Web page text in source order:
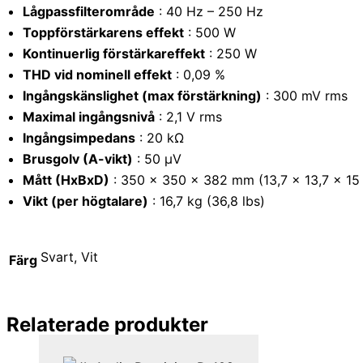
Lågpassfilterområde : 40 Hz – 250 Hz
Toppförstärkarens effekt : 500 W
Kontinuerlig förstärkareffekt : 250 W
THD vid nominell effekt : 0,09 %
Ingångskänslighet (max förstärkning) : 300 mV rms
Maximal ingångsnivå : 2,1 V rms
Ingångsimpedans : 20 kΩ
Brusgolv (A-vikt) : 50 μV
Mått (HxBxD) : 350 x 350 x 382 mm (13,7 x 13,7 x
Vikt (per högtalare) : 16,7 kg (36,8 lbs)
Färg Svart, Vit
Relaterade produkter